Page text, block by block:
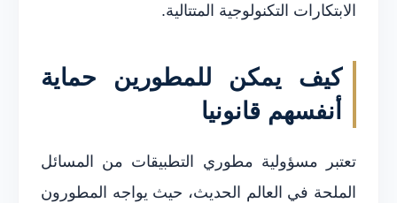
الابتكارات التكنولوجية المتتالية.
كيف يمكن للمطورين حماية
أنفسهم قانونيا
تعتبر مسؤولية مطوري التطبيقات من المسائل
الملحة في العالم الحديث، حيث يواجه المطورون